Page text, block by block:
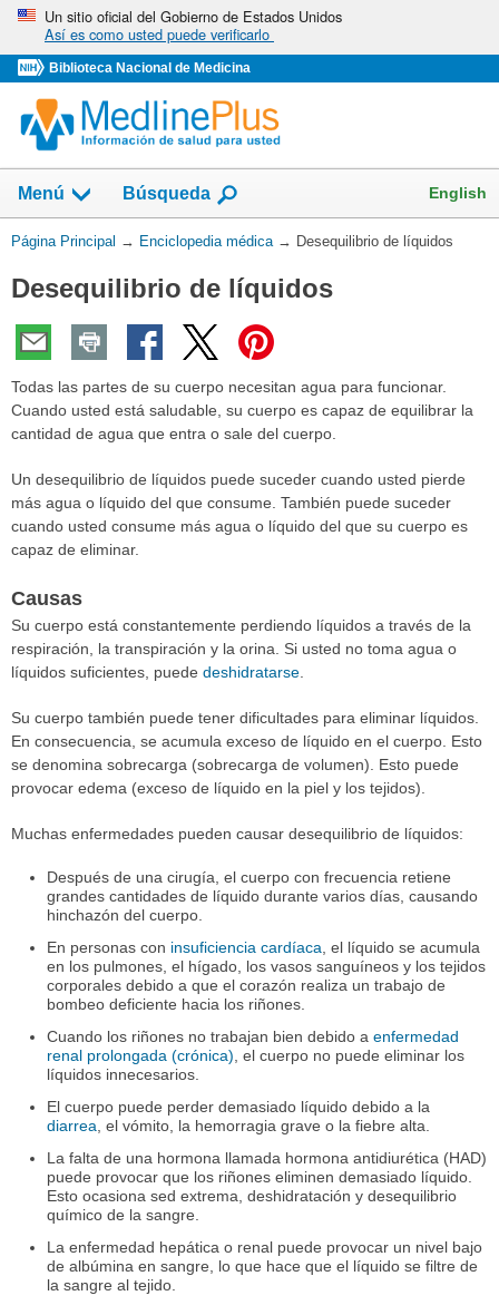
Omita
vaya
al
Contenido
Un sitio oficial del Gobierno de Estados Unidos
Así es como usted puede verificarlo
Biblioteca Nacional de Medicina
Menú Búsqueda English
Usted
aquí:
Página Principal → Enciclopedia médica → Desequilibrio de líquidos
Desequilibrio de líquidos
Todas las partes de su cuerpo necesitan agua para funcionar.
Cuando usted está saludable, su cuerpo es capaz de equilibrar la
cantidad de agua que entra o sale del cuerpo.
Un desequilibrio de líquidos puede suceder cuando usted pierde
más agua o líquido del que consume. También puede suceder
cuando usted consume más agua o líquido del que su cuerpo es
capaz de eliminar.
Causas
Su cuerpo está constantemente perdiendo líquidos a través de la
respiración, la transpiración y la orina. Si usted no toma agua o
líquidos suficientes, puede deshidratarse.
Su cuerpo también puede tener dificultades para eliminar líquidos.
En consecuencia, se acumula exceso de líquido en el cuerpo. Esto
se denomina sobrecarga (sobrecarga de volumen). Esto puede
provocar edema (exceso de líquido en la piel y los tejidos).
Muchas enfermedades pueden causar desequilibrio de líquidos:
Después de una cirugía, el cuerpo con frecuencia retiene
grandes cantidades de líquido durante varios días, causando
hinchazón del cuerpo.
En personas con insuficiencia cardíaca, el líquido se acumula
en los pulmones, el hígado, los vasos sanguíneos y los tejidos
corporales debido a que el corazón realiza un trabajo de
bombeo deficiente hacia los riñones.
Cuando los riñones no trabajan bien debido aenfermedad
renal prolongada (crónica), el cuerpo no puede eliminar los
líquidos innecesarios.
El cuerpo puede perder demasiado líquido debido a la
diarrea, el vómito, la hemorragia grave o la fiebre alta.
La falta de una hormona llamada hormona antidiurética (HAD)
puede provocar que los riñones eliminen demasiado líquido.
Esto ocasiona sed extrema, deshidratación y desequilibrio
químico de la sangre.
La enfermedad hepática o renal puede provocar un nivel bajo
de albúmina en sangre, lo que hace que el líquido se filtre de
la sangre al tejido.